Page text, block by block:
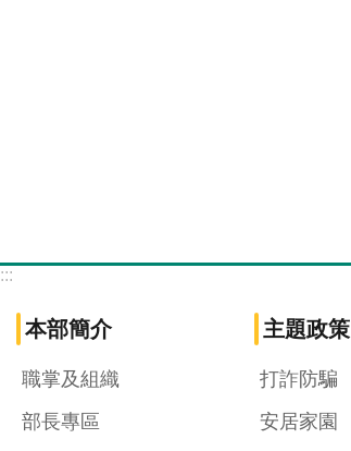
:::
本部簡介
職掌及組織
部長專區
主題政策
打詐防騙
安居家園